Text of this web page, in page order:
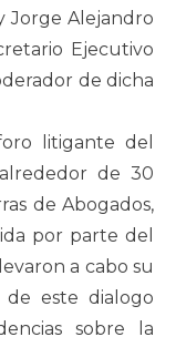
Jorge Alejandro
Ejecutivo
de dicha
litigante del
de 30
de Abogados,
por parte del
a cabo su
este dialogo
sobre la